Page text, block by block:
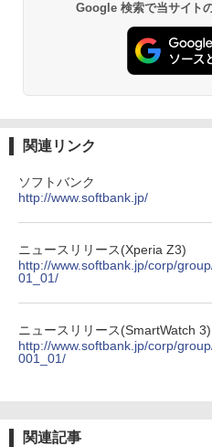
Google 検索で当サイト
関連リンク
ソフトバンク
http://www.softbank.jp/
ニュースリリース(Xperia Z3)
http://www.softbank.jp/corp/
01_01/
ニュースリリース(SmartWatch 3)
http://www.softbank.jp/corp/
001_01/
関連記事